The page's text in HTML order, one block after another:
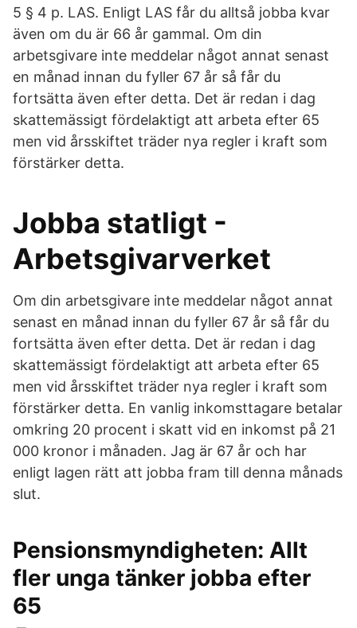
5 § 4 p. LAS. Enligt LAS får du alltså jobba kvar
även om du är 66 år gammal. Om din
arbetsgivare inte meddelar något annat senast
en månad innan du fyller 67 år så får du
fortsätta även efter detta. Det är redan i dag
skattemässigt fördelaktigt att arbeta efter 65
men vid årsskiftet träder nya regler i kraft som
förstärker detta.
Jobba statligt -
Arbetsgivarverket
Om din arbetsgivare inte meddelar något annat
senast en månad innan du fyller 67 år så får du
fortsätta även efter detta. Det är redan i dag
skattemässigt fördelaktigt att arbeta efter 65
men vid årsskiftet träder nya regler i kraft som
förstärker detta. En vanlig inkomsttagare betalar
omkring 20 procent i skatt vid en inkomst på 21
000 kronor i månaden. Jag är 67 år och har
enligt lagen rätt att jobba fram till denna månads
slut.
Pensionsmyndigheten: Allt
fler unga tänker jobba efter
65